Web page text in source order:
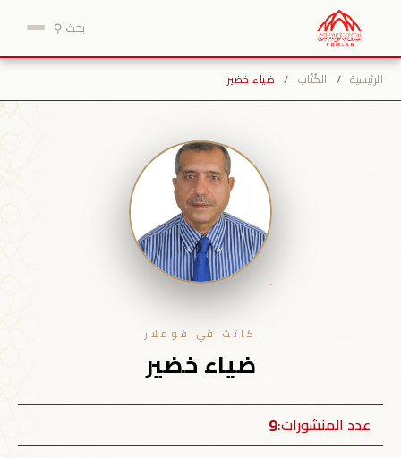
المحتوى
بحث ⚲
الرئيسية / الكُتّاب / ضياء خضير
كاتبٌ في فوملار
ضياء خضير
عدد المنشورات:9